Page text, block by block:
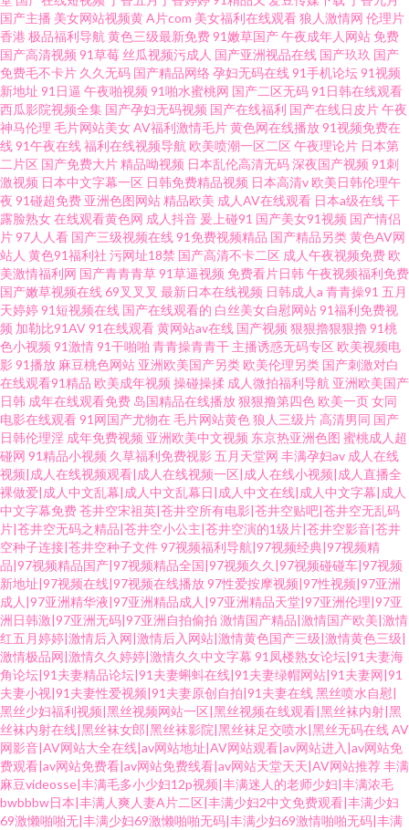
国产主播 美女网站视频黄A片com 美女福利在线观看狼人激情网 伦理片
香港 极品福利导航 黄色三级最新免费91嫩草国产午夜成年人网站 免费
国产高清视频 91草莓 丝瓜视频污成人 国产亚洲视品在线 国产玖玖 国产
免费毛不卡片 久久无码 国产精品网络孕妇无码在线91手机论坛91视频
新地址 91日逼 午夜啪视频 91啪水蜜桃网 国产二区无码91日韩在线观看
西瓜影院视频全集 国产孕妇无码视频 国产在线福利 国产在线日皮片午夜
神马伦理 毛片网站美女AV福利激情毛片黄色网在线播放91视频免费在
线91午夜在线福利在线视频导航 欧美喷潮一区二区 午夜理论片 日本第
二片区 国产免费大片精品呦视频 日本乱伦高清无码深夜国产视频 91刺
激视频 日本中文字幕一区 日韩免费精品视频 日本高清v 欧美日韩伦理午
夜 91碰超免费 亚洲色图网站精品欧美 成人AV在线观看 日本a级在线干
露脸熟女在线观看黄色网 成人抖音 爰上碰91 国产美女91视频 国产情侣
片97人人看 国产三级视频在线91免费视频精品 国产精品另类黄色AV网
站人 黄色91福利社 污网址18禁 国产高清不卡二区 成人午夜视频免费 欧
美激情福利网 国产青青青草91草逼视频 免费看片日韩午夜视频福利免费
国产嫩草视频在线69叉叉叉 最新日本在线视频 日韩成人a 青青操91 五月
天婷婷91短视频在线 国产在线观看的 白丝美女自慰网站91福利免费视
频 加勒比91AV91在线观看黄网站av在线 国产视频 狠狠擼狠狠擼91桃
色小视频 91激情91干啪啪 青青操青青干 主播诱惑无码专区 欧美视频电
影 91播放 麻豆桃色网站 亚洲欧美国产另类 欧美伦理另类 国产刺激对白
在线观看91精品 欧美成年视频 操碰操揉 成人微拍福利导航 亚洲欧美国产
日韩 成年在线观看免费 岛国精品在线播放狠狠撸第四色 欧美一页女同
电影在线观看91网国产尤物在毛片网站黄色狼人三级片高清男同 国产
日韩伦理淫 成年免费视频 亚洲欧美中文视频 东京热亚洲色图 蜜桃成人超
碰网 91精品小视频 久草福利免费视影 五月天堂网 丰满孕妇av 成人在线
视频|成人在线视频观看|成人在线视频一区|成人在线小视频|成人直播全
裸做爱|成人中文乱幕|成人中文乱幕日|成人中文在线|成人中文字幕|成人
中文字幕免费苍井空宋祖英|苍井空所有电影|苍井空贴吧|苍井空无乱码
片|苍井空无码之精品|苍井空小公主|苍井空演的1级片|苍井空影音|苍井
空种子连接|苍井空种子文件97视频福利导航|97视频经典|97视频精
品|97视频精品国产|97视频精品全国|97视频久久|97视频碰碰车|97视频
新地址|97视频在线|97视频在线播放97性爱按摩视频|97性视频|97亚洲
成人|97亚洲精华液|97亚洲精品成人|97亚洲精品天堂|97亚洲伦理|97亚
洲日韩激|97亚洲无码|97亚洲自拍偷拍 激情国产精品|激情国产欧美|激情
红五月婷婷|激情后入网|激情后入网站|激情黄色国产三级|激情黄色三级|
激情极品网|激情久久婷婷|激情久久中文字幕 91凤楼熟女论坛|91夫妻海
角论坛|91夫妻精品论坛|91夫妻蝌蚪在线|91夫妻绿帽网站|91夫妻网|91
夫妻小视|91夫妻性爱视频|91夫妻原创自拍|91夫妻在线黑丝喷水自慰|
黑丝少妇福利视频|黑丝视频网站一区|黑丝视频在线观看|黑丝袜内射|黑
丝袜内射在线|黑丝袜女郎|黑丝袜影院|黑丝袜足交喷水|黑丝无码在线AV
网影音|AV网站大全在线|av网站地址|AV网站观看|av网站进入|av网站免
费观看|av网站免费看|av网站免费线看|av网站天堂天天|AV网站推荐丰满
麻豆videosse|丰满毛多小少妇12p视频|丰满迷人的老师少妇|丰满浓毛
bwbbbw日本|丰满人爽人妻A片二区|丰满少妇2中文免费观看|丰满少妇
69激懒啪啪无|丰满少妇69激懒啪啪无码|丰满少妇69激情啪啪无码|丰满